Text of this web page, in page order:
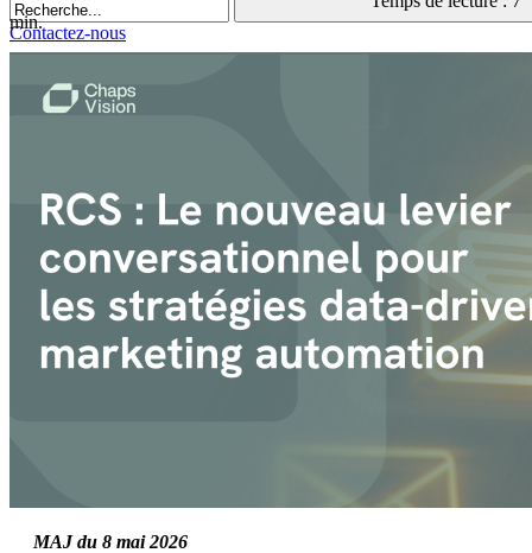
Contactez-nous
min.
MAJ du 8 mai 2026